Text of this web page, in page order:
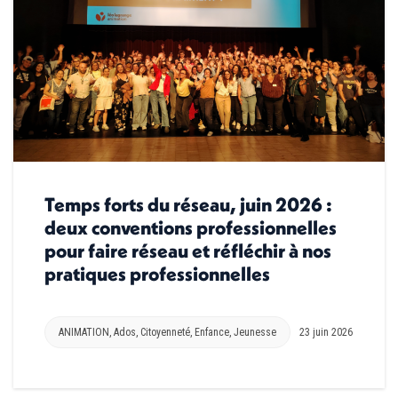
Temps forts du réseau, juin 2026 :
deux conventions professionnelles
pour faire réseau et réfléchir à nos
pratiques professionnelles
ANIMATION , Ados, Citoyenneté, Enfance, Jeunesse 23 juin 2026